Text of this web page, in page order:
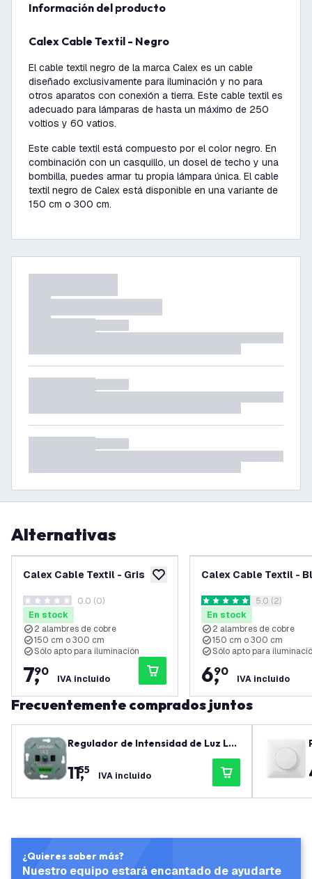
información del producto
Calex Cable Textil - Negro
El cable textil negro de la marca Calex es un cable
diseñado exclusivamente para iluminación y no para
otros aparatos con conexión a tierra. Este cable textil es
adecuado para lámparas de hasta un máximo de 250
voltios y 60 vatios.
Este cable textil está compuesto por el color negro. En
combinación con un casquillo, un dosel de techo y una
bombilla, puedes armar tu propia lámpara única. El cable
textil negro de Calex está disponible en una variante de
150 cm o 300 cm.
Alternativas
añadir a lista de deseos
Calex Cable Textil - Gris
0 estrellas de puntuación
0.0 (0)
En stock
2 alambres de cobre
150 cm o 300 cm
Sólo apto para iluminación
7,
90
IVA incluido
Calex Cable Textil -
abrir el
5 estrellas de puntuación
5.0 (2)
En stock
2 alambres de cobre
150 cm o 300 cm
Sólo apto para
6,
90
IVA incluido
Frecuentemente comprados juntos
Regulador de Intensidad de Luz LE
D 0-150W LED 220-240V - Corte d
e Fase - Universal
11,
55 IVA incluido
¿Quieres saber más?
Nuestro equipo estará encantado de ayudarte